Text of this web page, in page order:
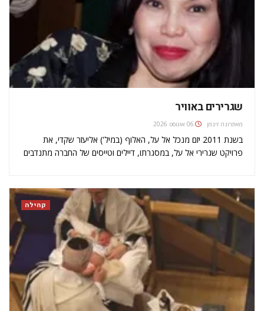
שגרירים באוויר
מאתרונה זינמן 06 אוגוסט 2026
בשנת 2011 יזם מנכל אל על, האלוף (במיל') אליעזר שקדי, את
פרויקט שגרירי אל על, במסגרתו, דיילים וטייסים של החברה מתנדבים
המכירות…
קהילה